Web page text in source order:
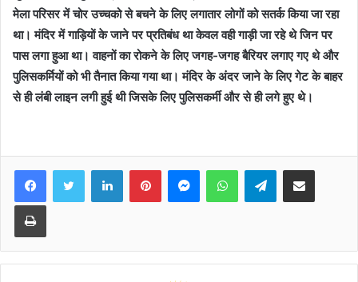
मेला परिसर में चोर उच्चको से बचने के लिए लगातार लोगों को सतर्क किया जा रहा
था। मंदिर में गाड़ियों के जाने पर प्रतिबंध था केवल वही गाड़ी जा रहे थे जिन पर
पास लगा हुआ था। वाहनों का रोकने के लिए जगह-जगह बैरियर लगाए गए थे और
पुलिसकर्मियों को भी तैनात किया गया था। मंदिर के अंदर जाने के लिए गेट के बाहर
से ही लंबी लाइन लगी हुई थी जिसके लिए पुलिसकर्मी और से ही लगे हुए थे।
FacebookTwitter LinkedInPinterestMessengerWhatsAppTelegramShare via Email
Print